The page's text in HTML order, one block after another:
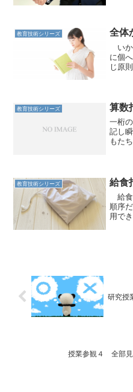
教育技術シリーズ 全体
い
に個
じ原
教育技術シリーズ 算数
一桁
記し
もた
たち
教育技術シリーズ 給食
給食
順序
用で
研究授
授業参観４ 全部見